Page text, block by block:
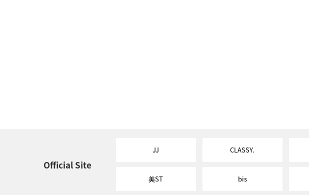
Official Site
JJ CLASSY.
美ST bis